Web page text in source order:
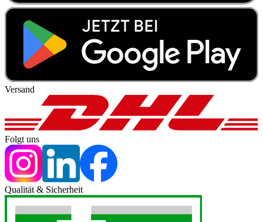
Versand
Folgt uns
Qualität & Sicherheit